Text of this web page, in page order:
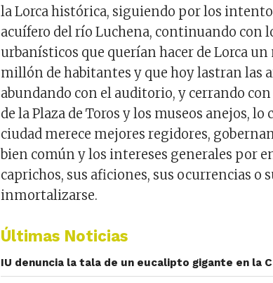
la Lorca histórica, siguiendo por los
acuífero del río Luchena, continuando con
urbanísticos que querían hacer de Lorca
millón de habitantes y que hoy lastran las
abundando con el auditorio, y cerrando
de la Plaza de Toros y los museos anejos,
ciudad merece mejores regidores,
bien común y los intereses generales por
caprichos, sus aficiones, sus ocurrencias o
inmortalizarse.
Últimas Noticias
IU denuncia la tala de un eucalipto gigante en la